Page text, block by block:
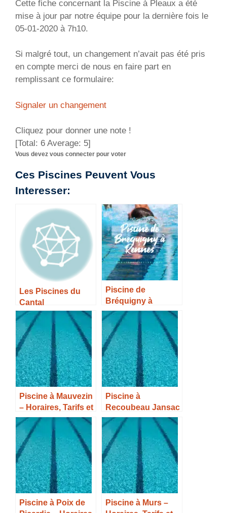
Cette fiche concernant la Piscine à Pleaux a été
mise à jour par notre équipe pour la dernière fois le
05-01-2020 à 7h10.
Si malgré tout, un changement n’avait pas été pris
en compte merci de nous en faire part en
remplissant ce formulaire:
Signaler un changement
Cliquez pour donner une note !
[Total: 6 Average: 5]
Vous devez vous connecter pour voter
Ces Piscines Peuvent Vous
Interesser:
Les Piscines du
Cantal
Piscine de
Bréquigny à
Rennes – Horaires,
Tarifs et Infos –
Piscine à Mauvezin
– Horaires, Tarifs et
Infos –
Piscine à
Recoubeau Jansac
– Horaires, Tarifs et
Infos –
Piscine à Poix de
Piscine à Murs –